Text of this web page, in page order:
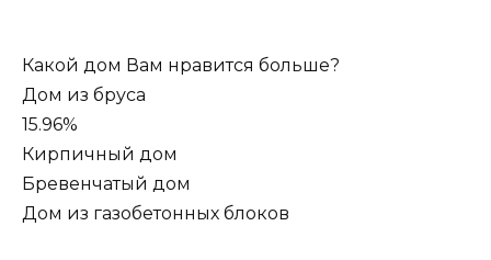
Какой дом Вам нравится больше?
Дом из бруса
15.96%
Кирпичный дом
Бревенчатый дом
Дом из газобетонных блоков